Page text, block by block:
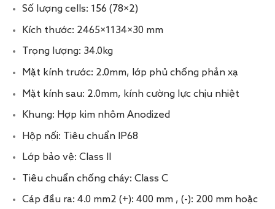
Số lượng cells: 156 (78×2)
Kích thước: 2465×1134×30 mm
Trọng lượng: 34.0kg
Mặt kính trước: 2.0mm, lớp phủ chống phản xạ
Mặt kính sau: 2.0mm, kính cường lực chịu nhiệt
Khung: Hợp kim nhôm Anodized
Hộp nối: Tiêu chuẩn IP68
Lớp bảo vệ: Class II
Tiêu chuẩn chống cháy: Class C
Cáp đầu ra: 4.0 mm2 (+): 400 mm , (-): 200 mm hoặc